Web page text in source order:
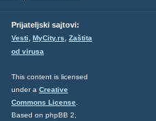
Prijateljski sajtovi:
Vesti, MyCity.rs, Zaštita
od virusa
This content is licensed
under a Creative
Commons License
Based on phpBB 2,